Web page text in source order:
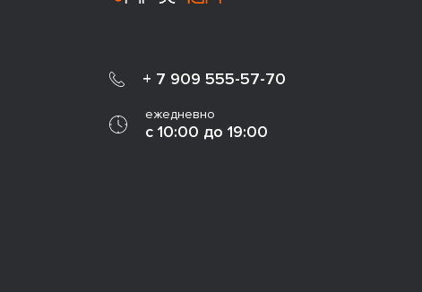
+ 7 909 555-57-70
ежедневно
с 10:00 до 19:00